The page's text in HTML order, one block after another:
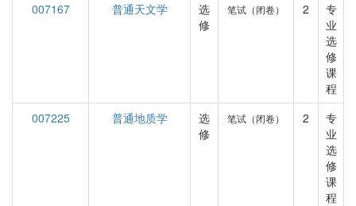
007167
普通天文学
选
修
笔试（闭卷） 2
专
业
选
修
课
程
007225
普通地质学
选
修
笔试（闭卷） 2
专
业
选
修
课
程